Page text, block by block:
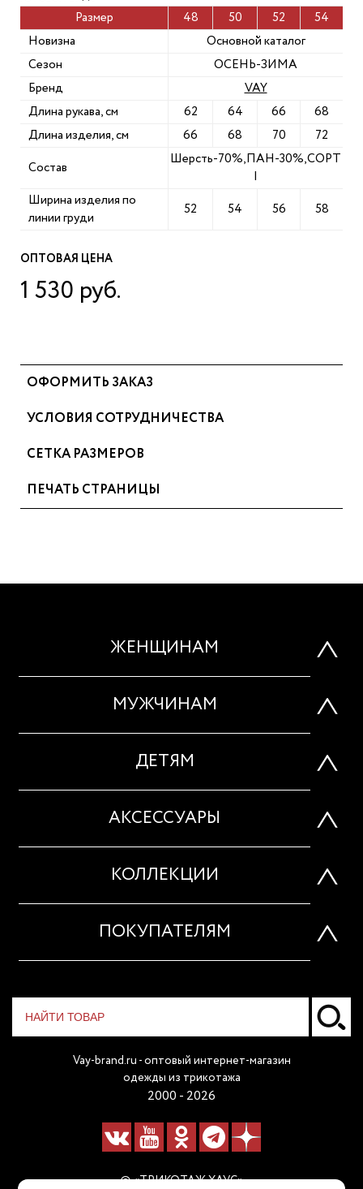
ОПТОВАЯ ЦЕНА
1 530 руб.
Размер 48 50 52
54
Новизна
Основной каталог
Сезон
ОСЕНЬ-ЗИМА
Бренд
VAY
Длина рукава, см
62 64 66
68
Длина изделия, см
66 68 70 72
Состав
Шерсть-70%,ПАН-30%,СОРТ
Ширина изделия по
линии груди
52 54 56 58
ОФОРМИТЬ ЗАКАЗ
УСЛОВИЯ СОТРУДНИЧЕСТВА
СЕТКА РАЗМЕРОВ
ПЕЧАТЬ СТРАНИЦЫ
ЖЕНЩИНАМ
МУЖЧИНАМ
ДЕТЯМ
АКСЕССУАРЫ
КОЛЛЕКЦИИ
ПОКУПАТЕЛЯМ
Vay-brand.ru - оптовый интернет-магазин
одежды из трикотажа
2000 - 2026
© «ТРИКОТАЖ ХАУС»